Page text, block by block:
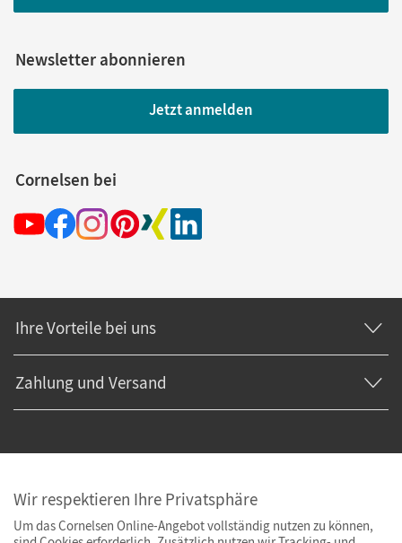
Newsletter abonnieren
Jetzt anmelden
Cornelsen bei
Ihre Vorteile bei uns
Zahlung und Versand
Wir respektieren Ihre Privatsphäre
Um das Cornelsen Online-Angebot vollständig nutzen zu können,